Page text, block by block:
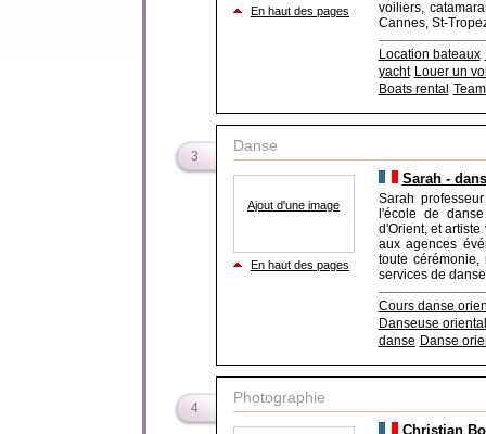
En haut des pages
voiliers,
Cannes, St-
Location bateaux
yacht Louer un
Boats rental
3
Danse
Ajout d'une image
En haut des pages
Sarah -
Sarah
l'école de
d'Orient, et
aux agences
toute cérémonie,
services de
Cours danse
Danseuse
danse Danse
4
Photographie
Christian